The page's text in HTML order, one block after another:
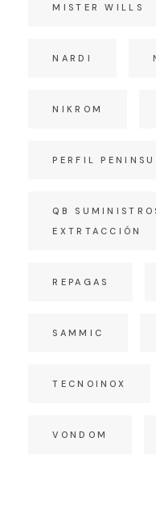
MISTER WILLS
NARDI
NIKROM
PERFIL
QB
EXTRTACCIÓN
REPAGAS
SAMMIC
TECNOINOX
VONDOM